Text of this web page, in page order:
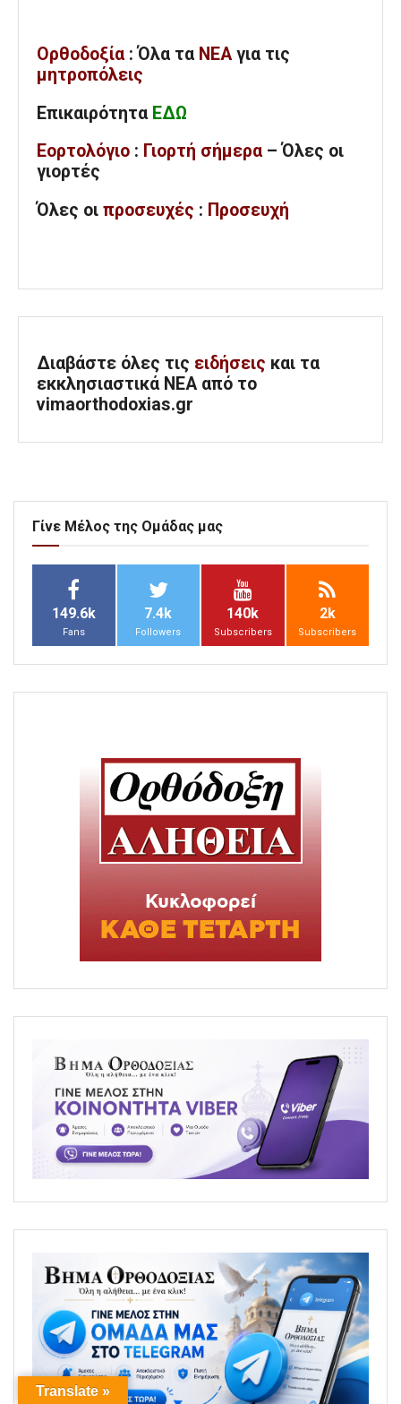
Ορθοδοξία : Όλα τα ΝΕΑ για τις
μητροπόλεις
Επικαιρότητα ΕΔΩ
Εορτολόγιο : Γιορτή σήμερα – Όλες οι
γιορτές
Όλες οι προσευχές : Προσευχή
Διαβάστε όλες τις ειδήσεις και τα
εκκλησιαστικά ΝΕΑ από το
vimaorthodoxias.gr
Γίνε Μέλος της Ομάδας μας
149.6k
Fans
7.4k
Followers
140k
Subscribers
2k
Subscribers
Translate »